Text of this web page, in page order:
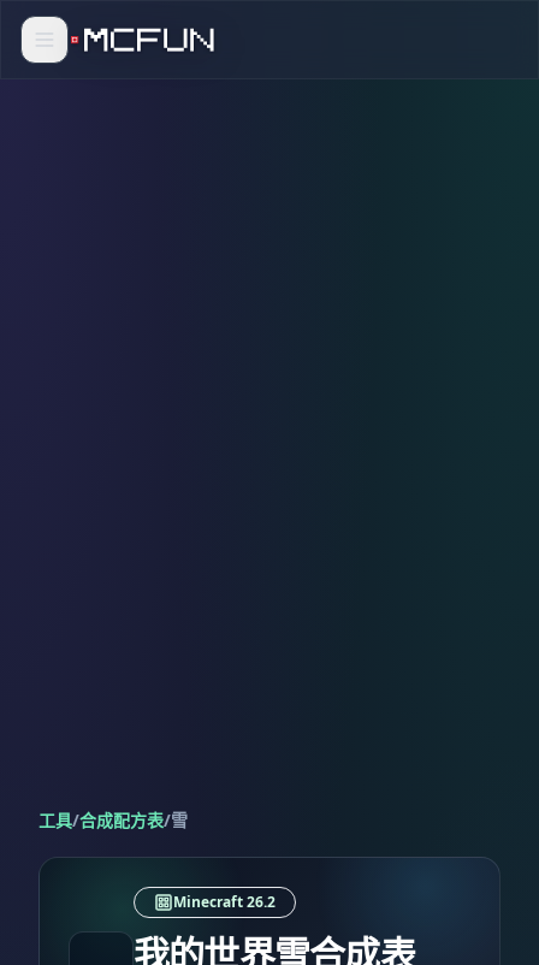
工具/合成配方表/雪
Minecraft 26.2
我的世界雪合成表